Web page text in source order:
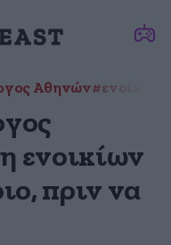
Αθηνών#ενοίκια
ενοικίων
πριν να